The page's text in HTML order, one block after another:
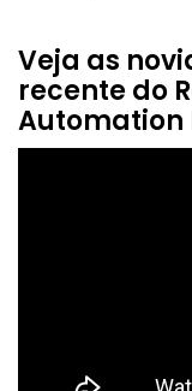
Veja as
recente do
Automation